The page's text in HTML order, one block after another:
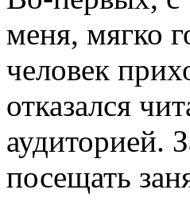
меня, мягко
человек
отказался
аудиторией.
посещать